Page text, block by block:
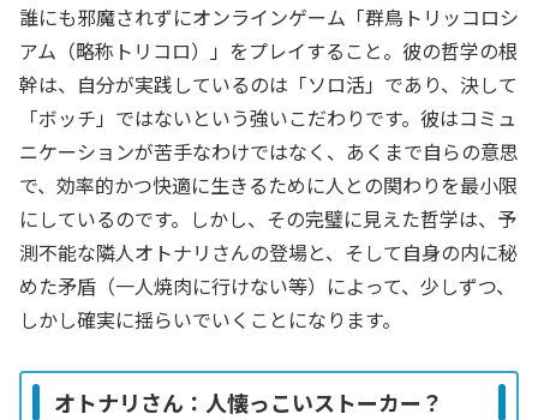
誰にも邪魔されずにオンラインゲーム「群鳥トリッコロシ
アム（略称トリコロ）」をプレイすること。彼の哲学の根
幹は、自分が実践しているのは「ソロ活」であり、決して
「ボッチ」ではないという強いこだわりです。彼はコミュ
ニケーションが苦手なわけではなく、あくまで自らの意思
で、効率的かつ快適に生きるために人との関わりを最小限
にしているのです。しかし、その完璧に見えた哲学は、予
測不能な隣人オトナリさんの登場と、そして自身の内に秘
めた矛盾（一人焼肉に行けない等）によって、少しずつ、
しかし確実に揺らいでいくことになります。
オトナリさん：人懐っこいストーカー？